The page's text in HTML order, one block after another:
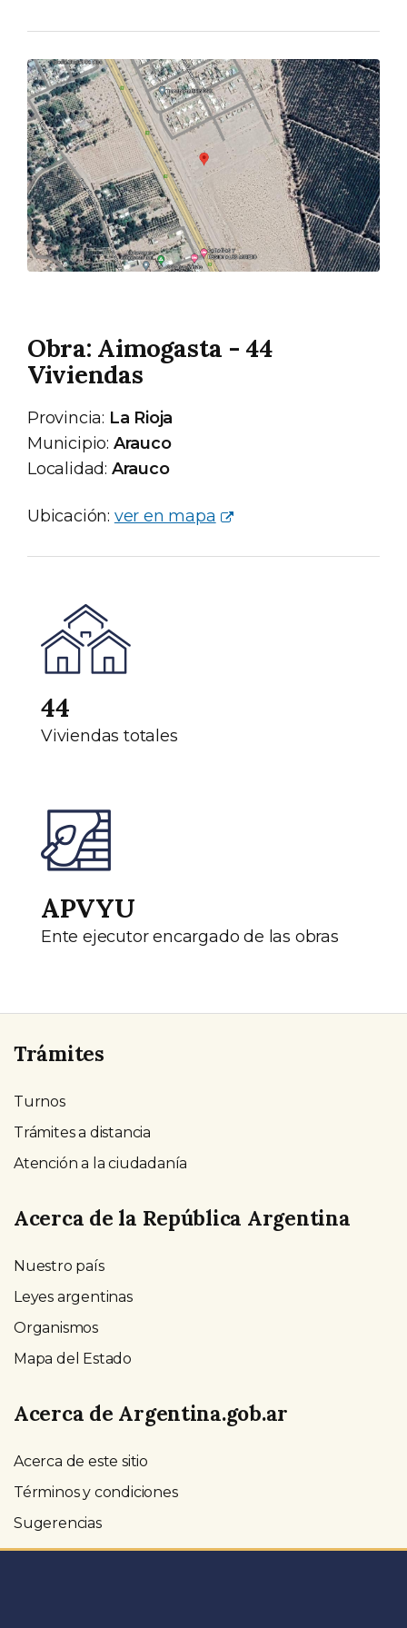
Obra: Aimogasta - 44
Viviendas
Provincia: La Rioja
Municipio: Arauco
Localidad: Arauco
Ubicación: ver en mapa
44
Viviendas totales
APVYU
Ente ejecutor encargado de las obras
Trámites
Turnos
Trámites a distancia
Atención a la ciudadanía
Acerca de la República Argentina
Nuestro país
Leyes argentinas
Organismos
Mapa del Estado
Acerca de Argentina.gob.ar
Acerca de este sitio
Términos y condiciones
Sugerencias